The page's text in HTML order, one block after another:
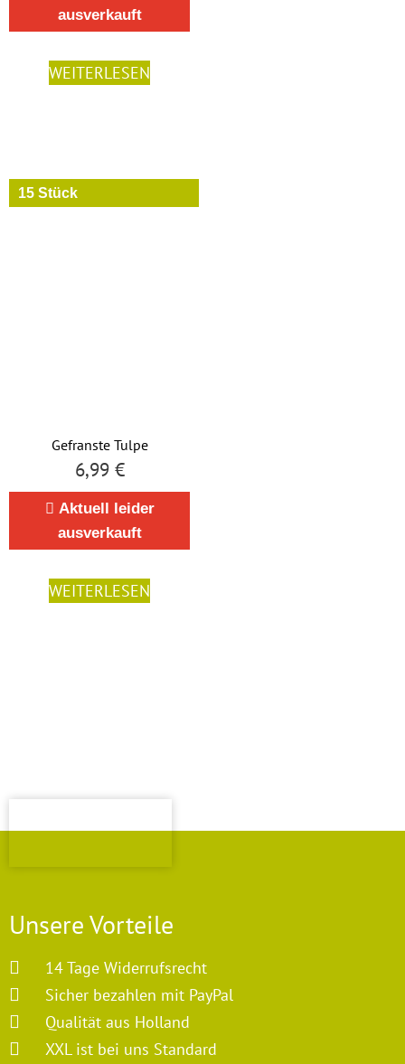
ausverkauft
WEITERLESEN
15 Stück
Gefranste Tulpe
6,99 €
Aktuell leider
ausverkauft
WEITERLESEN
Unsere Vorteile
14 Tage Widerrufsrecht
Sicher bezahlen mit PayPal
Qualität aus Holland
XXL ist bei uns Standard